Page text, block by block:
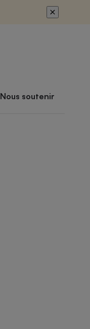
Nous soutenir